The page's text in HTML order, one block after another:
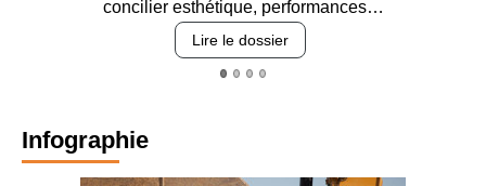
concilier esthétique, performances…
Lire le dossier
Infographie